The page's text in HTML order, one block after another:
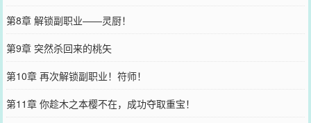
第8章 解锁副职业——灵厨！
第9章 突然杀回来的桃矢
第10章 再次解锁副职业！符师！
第11章 你趁木之本樱不在，成功夺取重宝！